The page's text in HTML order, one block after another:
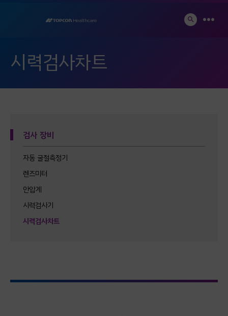
SEARCH
시력검사차트
검사 장비
자동 굴절측정기
렌즈미터
안압계
시력검사기
시력검사차트